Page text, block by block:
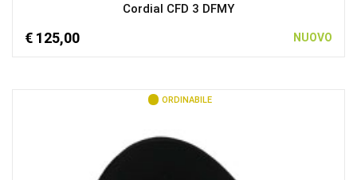
Cordial CFD 3 DFMY
€ 125,00 NUOVO
ORDINABILE